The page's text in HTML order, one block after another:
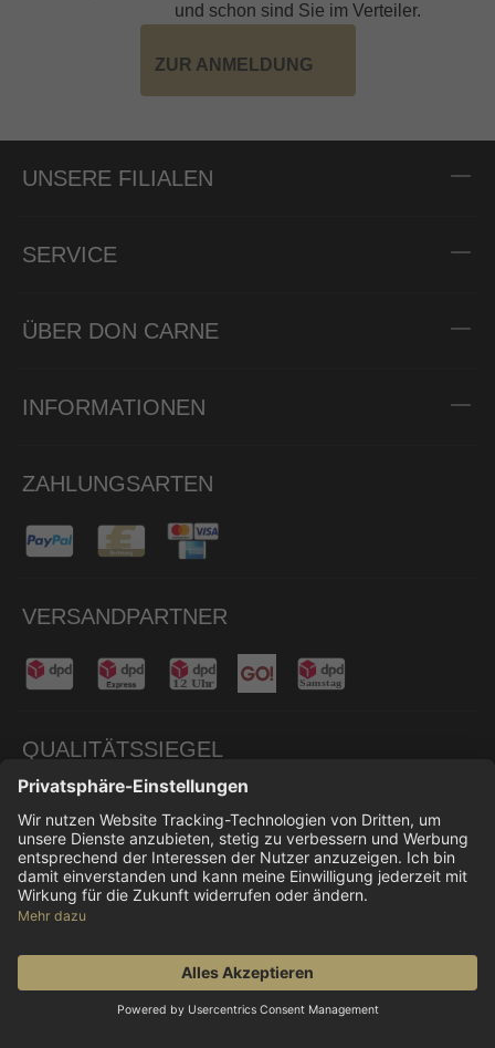
und schon sind Sie im Verteiler.
ZUR ANMELDUNG
UNSERE FILIALEN
SERVICE
ÜBER DON CARNE
INFORMATIONEN
ZAHLUNGSARTEN
VERSANDPARTNER
QUALITÄTSSIEGEL
Alle Preise inkl. gesetzl. Mehrwertsteuer zzgl.
Versandkostenund ggf. Nachnahmegebühren, wenn
nicht anders angegeben.